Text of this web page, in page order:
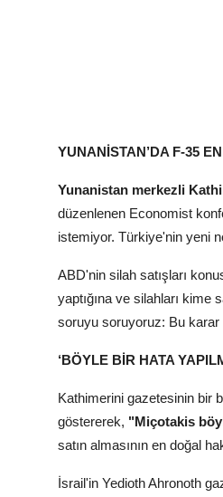
YUNANİSTAN’DA F-35
Yunanistan merkezli
düzenlenen Economist
istemiyor. Türkiye'nin yeni
ABD'nin silah satışları
yaptığına ve silahları
soruyu soruyoruz: Bu karar
‘BÖYLE BİR HATA
Kathimerini gazetesinin bir
göstererek, "Miçotakis
satın almasının en doğal
İsrail'in Yedioth Ahronoth